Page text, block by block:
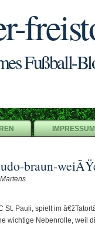
Fußball-
IMPRESSUM
braun-
St. Pauli, spielt im
wichtige Nebenrolle, weil